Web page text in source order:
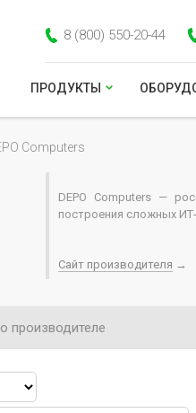
8 (800) 550-20-44
ПРОДУКТЫ
Computers
DEPO Computers —
построения сложных
Сайт производителя →
производителе